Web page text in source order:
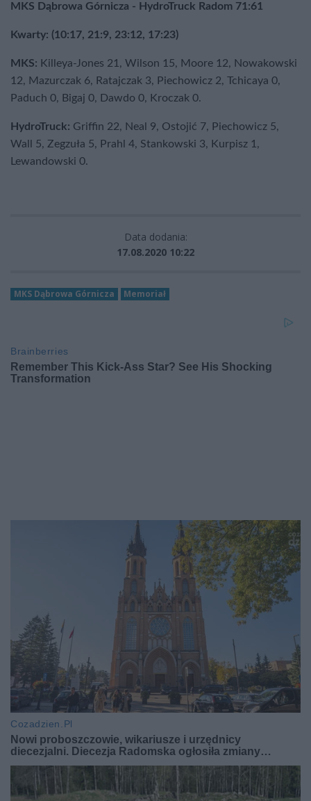
MKS Dąbrowa Górnicza - HydroTruck Radom 71:61
Kwarty: (10:17, 21:9, 23:12, 17:23)
MKS: Killeya-Jones 21, Wilson 15, Moore 12, Nowakowski
12, Mazurczak 6, Ratajczak 3, Piechowicz 2, Tchicaya 0,
Paduch 0, Bigaj 0, Dawdo 0, Kroczak 0.
HydroTruck: Griffin 22, Neal 9, Ostojić 7, Piechowicz 5,
Wall 5, Zegzuła 5, Prahl 4, Stankowski 3, Kurpisz 1,
Lewandowski 0.
Data dodania:
17.08.2020 10:22
MKS Dąbrowa Górnicza Memoriał